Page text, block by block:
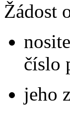
Žádost
číslo
jeho